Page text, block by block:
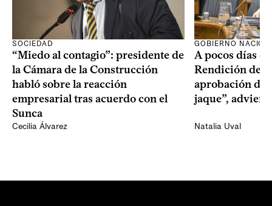
SOCIEDAD
“Miedo al contagio”: presidente de
la Cámara de la Construcción
habló sobre la reacción
empresarial tras acuerdo con el
Sunca
Cecilia Álvarez
GOBIERNO
A pocos días
Rendición de
aprobación del
jaque”,
Natalia Uval